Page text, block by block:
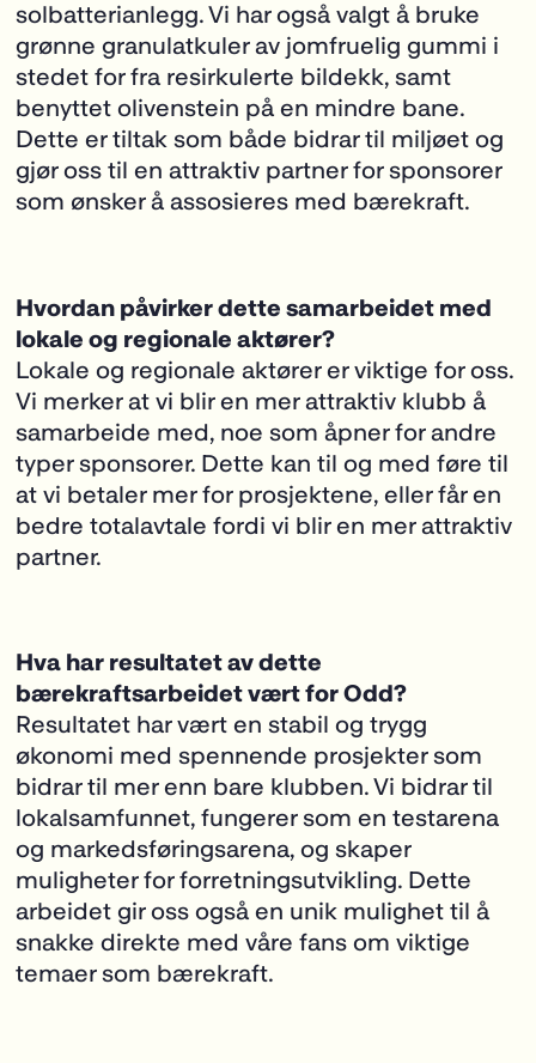
solbatterianlegg. Vi har også valgt å bruke
grønne granulatkuler av jomfruelig gummi i
stedet for fra resirkulerte bildekk, samt
benyttet olivenstein på en mindre bane.
Dette er tiltak som både bidrar til miljøet og
gjør oss til en attraktiv partner for sponsorer
som ønsker å assosieres med bærekraft.
Hvordan påvirker dette samarbeidet med
lokale og regionale aktører?
Lokale og regionale aktører er viktige for oss.
Vi merker at vi blir en mer attraktiv klubb å
samarbeide med, noe som åpner for andre
typer sponsorer. Dette kan til og med føre til
at vi betaler mer for prosjektene, eller får en
bedre totalavtale fordi vi blir en mer attraktiv
partner.
Hva har resultatet av dette
bærekraftsarbeidet vært for Odd?
Resultatet har vært en stabil og trygg
økonomi med spennende prosjekter som
bidrar til mer enn bare klubben. Vi bidrar til
lokalsamfunnet, fungerer som en testarena
og markedsføringsarena, og skaper
muligheter for forretningsutvikling. Dette
arbeidet gir oss også en unik mulighet til å
snakke direkte med våre fans om viktige
temaer som bærekraft.